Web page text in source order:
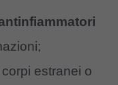
estranei o